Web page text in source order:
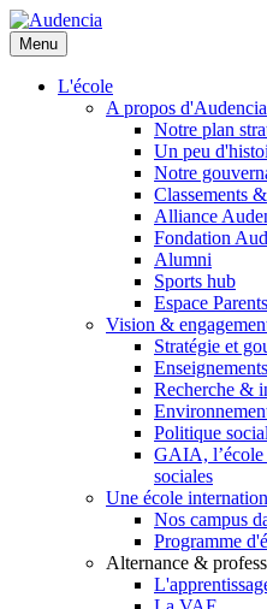
Aller
au
contenu
principal
Menu
L'école
A propos d'Audencia
Notre plan
Un peu
Notre
Classements
Alliance
Fondation
Alumni
Sports hub
Espace Parents
Vision &
Stratégie et
Recherche &
Politique
GAIA, l’école
sociales
Une école
Nos campus
Programme
Alternance &